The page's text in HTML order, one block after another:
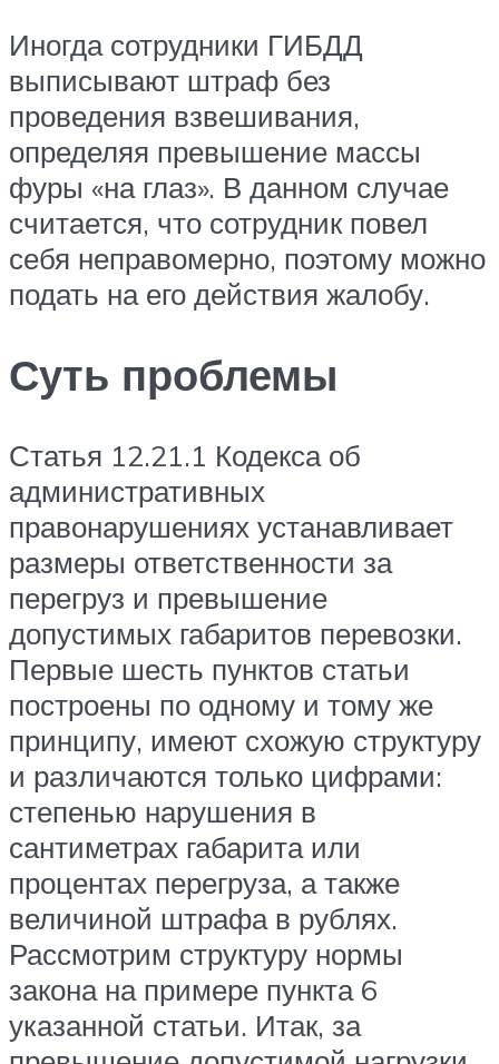
Иногда сотрудники ГИБДД
выписывают штраф без
проведения взвешивания,
определяя превышение массы
фуры «на глаз». В данном случае
считается, что сотрудник повел
себя неправомерно, поэтому можно
подать на его действия жалобу.
Суть проблемы
Статья 12.21.1 Кодекса об
административных
правонарушениях устанавливает
размеры ответственности за
перегруз и превышение
допустимых габаритов перевозки.
Первые шесть пунктов статьи
построены по одному и тому же
принципу, имеют схожую структуру
и различаются только цифрами:
степенью нарушения в
сантиметрах габарита или
процентах перегруза, а также
величиной штрафа в рублях.
Рассмотрим структуру нормы
закона на примере пункта 6
указанной статьи. Итак, за